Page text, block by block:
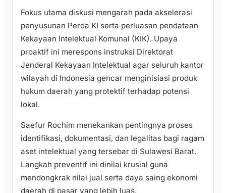
Fokus utama diskusi mengarah pada akselerasi
penyusunan Perda KI serta perluasan pendataan
Kekayaan Intelektual Komunal (KIK). Upaya
proaktif ini merespons instruksi Direktorat
Jenderal Kekayaan Intelektual agar seluruh kantor
wilayah di Indonesia gencar menginisiasi produk
hukum daerah yang protektif terhadap potensi
lokal.
Saefur Rochim menekankan pentingnya proses
identifikasi, dokumentasi, dan legalitas bagi ragam
aset intelektual yang tersebar di Sulawesi Barat.
Langkah preventif ini dinilai krusial guna
mendongkrak nilai jual serta daya saing ekonomi
daerah di pasar yang lebih luas.